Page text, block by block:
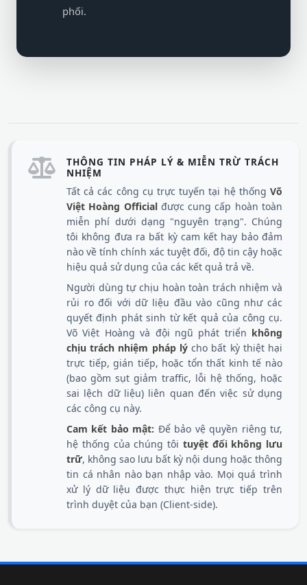
phối.
THÔNG TIN PHÁP LÝ & MIỄN TRỪ TRÁCH
NHIỆM
Tất cả các công cụ trực tuyến tại hệ thống Võ
Việt Hoàng Officialđược cung cấp hoàn toàn
miễn phí dưới dạng "nguyên trạng". Chúng
tôi không đưa ra bất kỳ cam kết hay bảo đảm
nào về tính chính xác tuyệt đối, độ tin cậy hoặc
hiệu quả sử dụng của các kết quả trả về.
Người dùng tự chịu hoàn toàn trách nhiệm và
rủi ro đối với dữ liệu đầu vào cũng như các
quyết định phát sinh từ kết quả của công cụ.
Võ Việt Hoàng và đội ngũ phát triển không
chịu trách nhiệm pháp lýcho bất kỳ thiệt hại
trực tiếp, gián tiếp, hoặc tổn thất kinh tế nào
(bao gồm sụt giảm traffic, lỗi hệ thống, hoặc
sai lệch dữ liệu) liên quan đến việc sử dụng
các công cụ này.
Cam kết bảo mật: Để bảo vệ quyền riêng tư,
hệ thống của chúng tôi tuyệt đối không lưu
trữ, không sao lưu bất kỳ nội dung hoặc thông
tin cá nhân nào bạn nhập vào. Mọi quá trình
xử lý dữ liệu được thực hiện trực tiếp trên
trình duyệt của bạn (Client-side).